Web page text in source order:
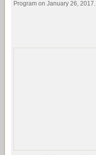
Program on January 26, 2017.